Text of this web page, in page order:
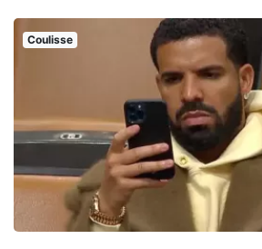
Coulisse